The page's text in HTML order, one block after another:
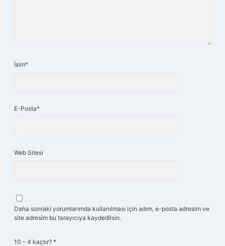
İsim*
E-Posta*
Web Sitesi
Daha sonraki yorumlarımda kullanılması için adım, e-posta adresim ve
site adresim bu tarayıcıya kaydedilsin.
10 - 4 kaçtır? *